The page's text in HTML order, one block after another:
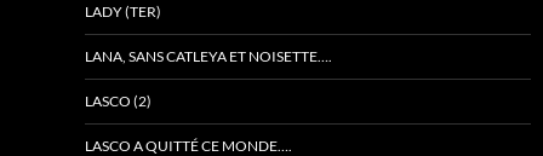
LADY (TER)
LANA, SANS CATLEYA ET NOISETTE….
LASCO (2)
LASCO A QUITTÉ CE MONDE….